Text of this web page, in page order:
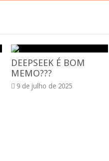
DEEPSEEK É BOM
MEMO???
9 de julho de 2025